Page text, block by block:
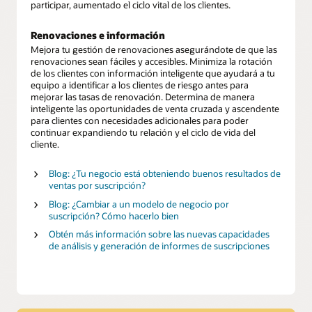
participar, aumentado el ciclo vital de los clientes.
Renovaciones e información
Mejora tu gestión de renovaciones asegurándote de que las
renovaciones sean fáciles y accesibles. Minimiza la rotación
de los clientes con información inteligente que ayudará a tu
equipo a identificar a los clientes de riesgo antes para
mejorar las tasas de renovación. Determina de manera
inteligente las oportunidades de venta cruzada y ascendente
para clientes con necesidades adicionales para poder
continuar expandiendo tu relación y el ciclo de vida del
cliente.
Blog: ¿Tu negocio está obteniendo buenos resultados de
ventas por suscripción?
Blog: ¿Cambiar a un modelo de negocio por
suscripción? Cómo hacerlo bien
Obtén más información sobre las nuevas capacidades
de análisis y generación de informes de suscripciones